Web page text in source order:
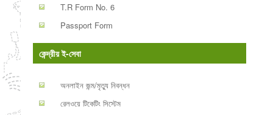
T.R Form No. 6
Passport Form
কেন্দ্রীয় ই-সেবা
অনলাইন জন্ম/মৃত্যু নিবন্ধন
রেলওয়ে টিকেটিং সিস্টেম